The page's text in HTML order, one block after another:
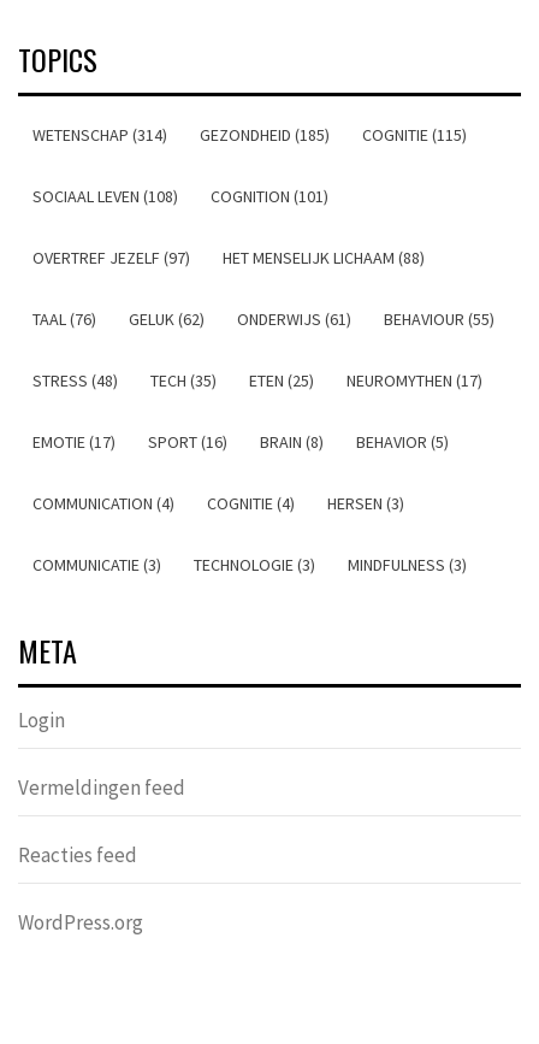
TOPICS
WETENSCHAP (314) GEZONDHEID (185) COGNITIE (115)
SOCIAAL LEVEN (108) COGNITION (101)
OVERTREF JEZELF (97) HET MENSELIJK LICHAAM (88)
TAAL (76) GELUK (62) ONDERWIJS (61) BEHAVIOUR (55)
STRESS (48) TECH (35) ETEN (25) NEUROMYTHEN (17)
EMOTIE (17) SPORT (16) BRAIN (8) BEHAVIOR (5)
COMMUNICATION (4) COGNITIE (4) HERSEN (3)
COMMUNICATIE (3) TECHNOLOGIE (3) MINDFULNESS (3)
META
Login
Vermeldingen feed
Reacties feed
WordPress.org